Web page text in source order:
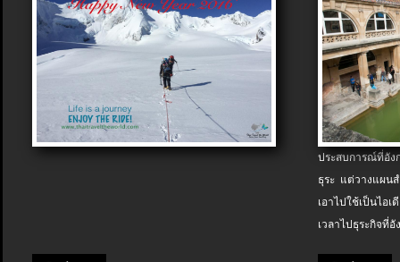
ประสบการณ์ที่อัง
ธุระ แต่วางแผน
เอาไปใช้เป็นไอ
เวลาไปธุระกิจที่อั